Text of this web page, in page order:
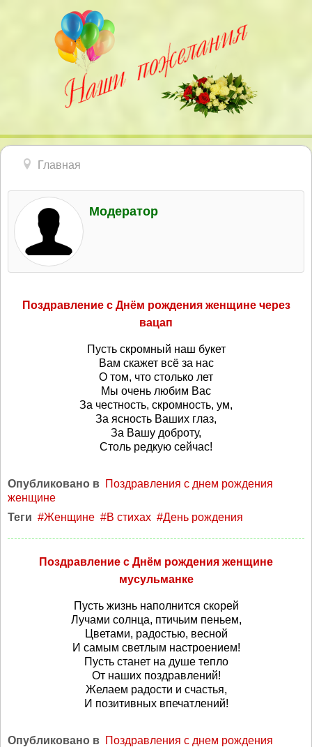
Главная
Модератор
Поздравление с Днём рождения женщине через
вацап
Пусть скромный наш букет
Вам скажет всё за нас
О том, что столько лет
Мы очень любим Вас
За честность, скромность, ум,
За ясность Ваших глаз,
За Вашу доброту,
Столь редкую сейчас!
Опубликовано в Поздравления с днем рождения
женщине
Теги
Женщине В стихах День рождения
Поздравление с Днём рождения женщине
мусульманке
Пусть жизнь наполнится скорей
Лучами солнца, птичьим пеньем,
Цветами, радостью, весной
И самым светлым настроением!
Пусть станет на душе тепло
От наших поздравлений!
Желаем радости и счастья,
И позитивных впечатлений!
Опубликовано в Поздравления с днем рождения